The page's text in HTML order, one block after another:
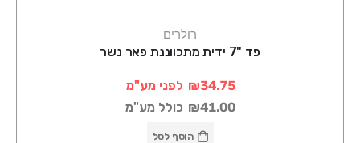
רולרים
פד "7 ידית מתכווננת פאר נשר
₪34.75 לפני מע"מ
₪41.00 כולל מע"מ
הוסף לסל